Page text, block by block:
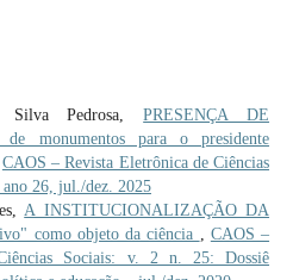
Silva Pedrosa,PRESENÇA DE
monumentos para o presidente
CAOS – Revista Eletrônica de Ciências
26, jul./dez. 2025
A INSTITUCIONALIZAÇÃO DA
como objeto da ciência
CAOS –
Sociais: v. 2 n. 25: Dossiê